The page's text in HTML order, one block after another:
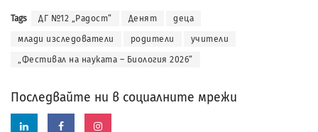
Tags ДГ №12 „Радост“ Денят деца
млади изследователи родители учители
„Фестивал на науката – Биология 2026“
Последвайте ни в социалните мрежи